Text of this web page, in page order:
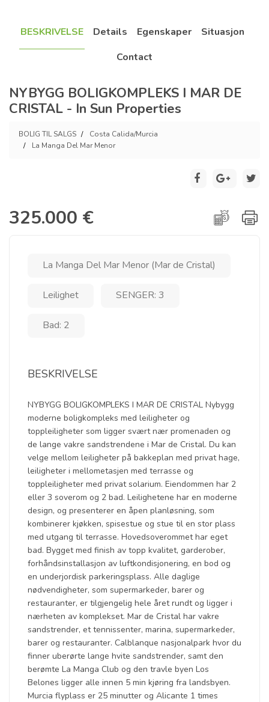
BESKRIVELSE Details Egenskaper
Situasjon
Contact
NYBYGG BOLIGKOMPLEKS I MAR DE
CRISTAL - In Sun Properties
BOLIG TIL SALGS
Costa Calida/Murcia
La Manga Del Mar Menor
325.000 €
La Manga Del Mar Menor (Mar de Cristal)
Leilighet SENGER: 3
Bad: 2
BESKRIVELSE
NYBYGG BOLIGKOMPLEKS I MAR DE CRISTAL Nybygg
moderne boligkompleks med leiligheter og
toppleiligheter som ligger svært nær promenaden og
de lange vakre sandstrendene i Mar de Cristal. Du kan
velge mellom leiligheter på bakkeplan med privat hage,
leiligheter i mellometasjen med terrasse og
toppleiligheter med privat solarium. Eiendommen har 2
eller 3 soverom og 2 bad. Leilighetene har en moderne
design, og presenterer en åpen planløsning, som
kombinerer kjøkken, spisestue og stue til en stor plass
med utgang til terrasse. Hovedsoverommet har eget
bad. Bygget med finish av topp kvalitet, garderober,
forhåndsinstallasjon av luftkondisjonering, en bod og
en underjordisk parkeringsplass. Alle daglige
nødvendigheter, som supermarkeder, barer og
restauranter, er tilgjengelig hele året rundt og ligger i
nærheten av komplekset. Mar de Cristal har vakre
sandstrender, et tennissenter, marina, supermarkeder,
barer og restauranter. Calblanque nasjonalpark hvor du
finner uberørte lange hvite sandstrender, samt den
berømte La Manga Club og den travle byen Los
Belones ligger alle innen 5 min kjøring fra landsbyen.
Murcia flyplass er 25 minutter og Alicante 1 times